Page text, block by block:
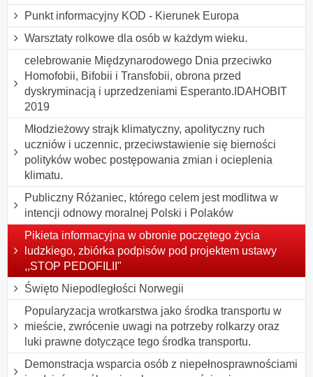
Punkt informacyjny KOD - Kierunek Europa
Warsztaty rolkowe dla osób w każdym wieku.
celebrowanie Międzynarodowego Dnia przeciwko
Homofobii, Bifobii i Transfobii, obrona przed
dyskryminacją i uprzedzeniami Esperanto.IDAHOBIT
2019
Młodzieżowy strajk klimatyczny, apolityczny ruch
uczniów i uczennic, przeciwstawienie się bierności
polityków wobec postępowania zmian i ocieplenia
klimatu.
Publiczny Różaniec, którego celem jest modlitwa w
intencji odnowy moralnej Polski i Polaków
Pikieta informacyjna w obronie poczętego życia
ludzkiego, zbiórka podpisów pod projektem ustawy
,,STOP PEDOFILII"
Święto Niepodległości Norwegii
Popularyzacja wrotkarstwa jako środka transportu w
mieście, zwrócenie uwagi na potrzeby rolkarzy oraz
luki prawne dotyczące tego środka transportu.
Demonstracja wsparcia osób z niepełnosprawnościami